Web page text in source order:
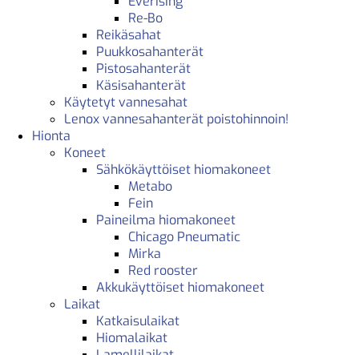
Re-Bo
Reikäsahat
Puukkosahanterät
Pistosahanterät
Käsisahanterät
Käytetyt vannesahat
Lenox vannesahanterät poistohinnoin!
Hionta
Koneet
Sähkökäyttöiset hiomakoneet
Metabo
Fein
Paineilma hiomakoneet
Chicago Pneumatic
Mirka
Red rooster
Akkukäyttöiset hiomakoneet
Laikat
Katkaisulaikat
Hiomalaikat